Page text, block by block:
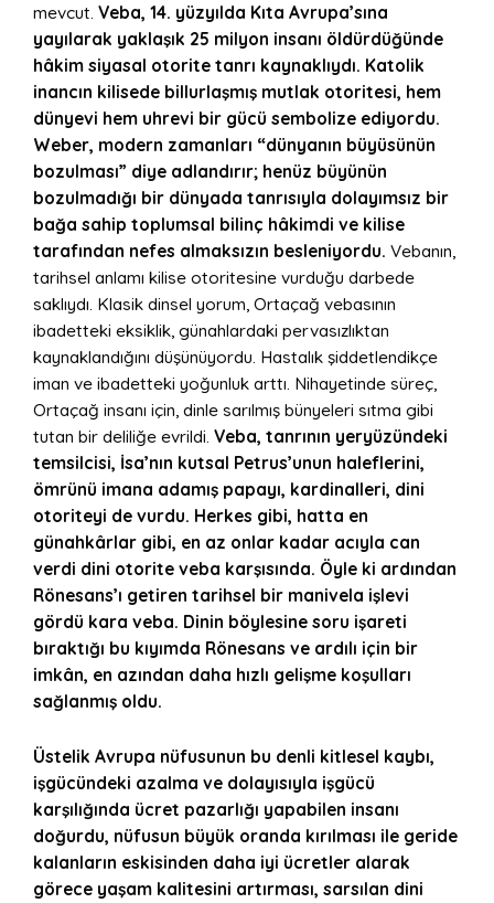
mevcut. Veba, 14. yüzyılda Kıta Avrupa’sına
yayılarak yaklaşık 25 milyon insanı öldürdüğünde
hâkim siyasal otorite tanrı kaynaklıydı. Katolik
inancın kilisede billurlaşmış mutlak otoritesi, hem
dünyevi hem uhrevi bir gücü sembolize ediyordu.
Weber, modern zamanları “dünyanın büyüsünün
bozulması” diye adlandırır; henüz büyünün
bozulmadığı bir dünyada tanrısıyla dolayımsız bir
bağa sahip toplumsal bilinç hâkimdi ve kilise
tarafından nefes almaksızın besleniyordu. Vebanın,
tarihsel anlamı kilise otoritesine vurduğu darbede
saklıydı. Klasik dinsel yorum, Ortaçağ vebasının
ibadetteki eksiklik, günahlardaki pervasızlıktan
kaynaklandığını düşünüyordu. Hastalık şiddetlendikçe
iman ve ibadetteki yoğunluk arttı. Nihayetinde süreç,
Ortaçağ insanı için, dinle sarılmış bünyeleri sıtma gibi
tutan bir deliliğe evrildi. Veba, tanrının yeryüzündeki
temsilcisi, İsa’nın kutsal Petrus’unun haleflerini,
ömrünü imana adamış papayı, kardinalleri, dini
otoriteyi de vurdu. Herkes gibi, hatta en
günahkârlar gibi, en az onlar kadar acıyla can
verdi dini otorite veba karşısında. Öyle ki ardından
Rönesans’ı getiren tarihsel bir manivela işlevi
gördü kara veba. Dinin böylesine soru işareti
bıraktığı bu kıyımda Rönesans ve ardılı için bir
imkân, en azından daha hızlı gelişme koşulları
sağlanmış oldu.
Üstelik Avrupa nüfusunun bu denli kitlesel kaybı,
işgücündeki azalma ve dolayısıyla işgücü
karşılığında ücret pazarlığı yapabilen insanı
doğurdu, nüfusun büyük oranda kırılması ile geride
kalanların eskisinden daha iyi ücretler alarak
görece yaşam kalitesini artırması, sarsılan dini